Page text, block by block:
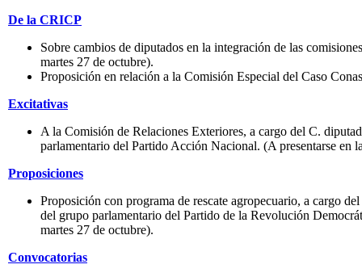
De la CRICP
Sobre cambios de diputados en la integración de las
martes 27 de octubre).
Proposición en relación a la Comisión Especial del Caso
Excitativas
A la Comisión de Relaciones Exteriores, a cargo del C.
parlamentario del Partido Acción Nacional. (A presentarse en
Proposiciones
Proposición con programa de rescate agropecuario, a cargo
del grupo parlamentario del Partido de la Revolución
martes 27 de octubre).
Convocatorias